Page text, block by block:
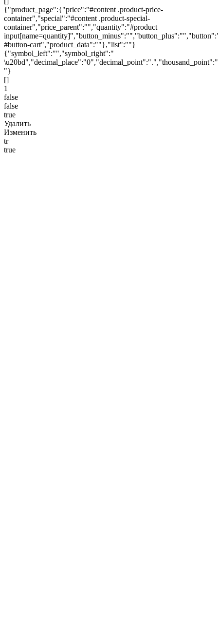
{"product_page":{"price":"#content .product-price-
container","special":"#content .product-special-
container","price_parent":"","quantity":"#product
#button-cart","product_data":""},"list":""}
{"symbol_left":"","symbol_right":"
\u20bd","decimal_place":"0","decimal_point":".","thousand_point":"
"}
[]
1
false
false
true
Удалить
Изменить
tr
true